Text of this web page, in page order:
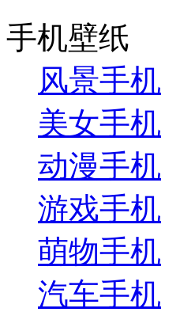
手机壁纸
风景手机
美女手机
动漫手机
游戏手机
萌物手机
汽车手机